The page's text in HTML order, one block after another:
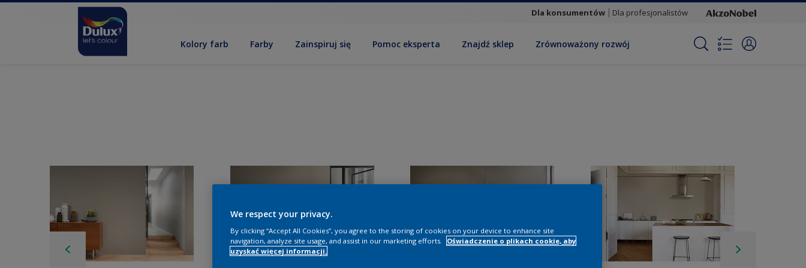
Dla konsumentów Dla profesjonalistów
Kolory farb Farby Zainspiruj się Pomoc eksperta Znajdź sklep Zrównoważony rozwój
We respect your privacy.
By clicking “Accept All Cookies”, you agree to the storing of cookies on your device to enhance site
navigation, analyze site usage, and assist in our marketing efforts.
Oświadczenie o plikach cookie, aby
uzyskać więcej informacji.